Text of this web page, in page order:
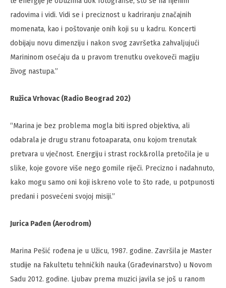
radovima i vidi. Vidi se i preciznost u kadriranju značajnih
momenata, kao i poštovanje onih koji su u kadru. Koncerti
dobijaju novu dimenziju i nakon svog završetka zahvaljujući
Marininom osećaju da u pravom trenutku ovekoveči magiju
živog nastupa.”
Ružica Vrhovac (Radio Beograd 202)
“Marina je bez problema mogla biti ispred objektiva, ali
odabrala je drugu stranu fotoaparata, onu kojom trenutak
pretvara u vječnost. Energiju i strast rock&rolla pretočila je u
slike, koje govore više nego gomile riječi. Precizno i nadahnuto,
kako mogu samo oni koji iskreno vole to što rade, u potpunosti
predani i posvećeni svojoj misiji.”
Jurica Pađen (Aerodrom)
Marina Pešić rođena je u Užicu, 1987. godine. Završila je Master
studije na Fakultetu tehničkih nauka (Građevinarstvo) u Novom
Sadu 2012. godine. Ljubav prema muzici javila se još u ranom